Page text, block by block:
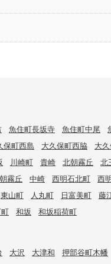
魚住町長坂寺 魚住町中尾
保町西島
大久保町西脇 大
川崎町 貴崎 北朝霧丘 北
霧丘
中崎 西明石北町 西
東山町
人丸町 日富美町 藤
和坂 和坂稲荷町
大沢 大津和 押部谷町木幡